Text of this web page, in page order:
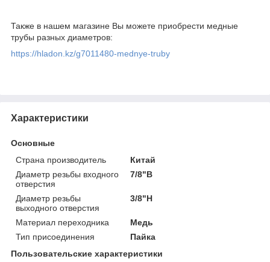
Также в нашем магазине Вы можете приобрести медные
трубы разных диаметров:
https://hladon.kz/g7011480-mednye-truby
Характеристики
Основные
Страна производитель
Китай
Диаметр резьбы входного
отверстия
7/8"В
Диаметр резьбы
выходного отверстия
3/8"Н
Материал переходника
Медь
Тип присоединения
Пайка
Пользовательские характеристики